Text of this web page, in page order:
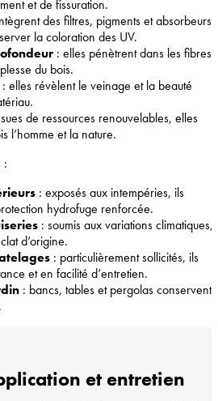
et de fissuration.
des filtres, pigments et absorbeurs
la coloration des UV.
: elles pénètrent dans les fibres,
du bois.
: elles révèlent le veinage et la beauté
de ressources renouvelables, elles
l’homme et la nature.
:
: exposés aux intempéries, ils
hydrofuge renforcée.
: soumis aux variations climatiques,
d’origine.
: particulièrement sollicités, ils
et en facilité d’entretien.
: bancs, tables et pergolas conservent
et entretien